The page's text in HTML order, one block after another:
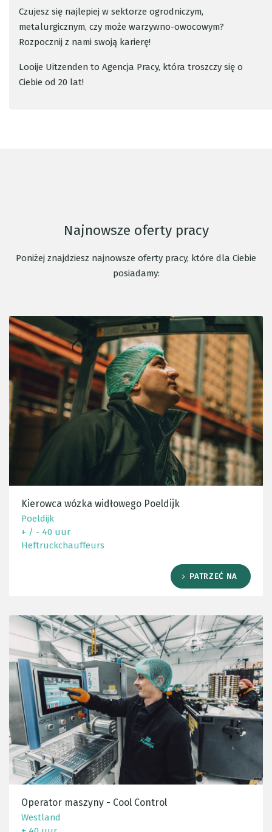
Czujesz się najlepiej w sektorze ogrodniczym,
metalurgicznym, czy może warzywno-owocowym?
Rozpocznij z nami swoją karierę!
Looije Uitzenden to Agencja Pracy, która troszczy się o
Ciebie od 20 lat!
Najnowsze oferty pracy
Poniżej znajdziesz najnowsze oferty pracy, które dla Ciebie
posiadamy:
Kierowca wózka widłowego Poeldijk
Poeldijk
+ / - 40 uur
Heftruckchauffeurs
PATRZEĆ NA
Operator maszyny - Cool Control
Westland